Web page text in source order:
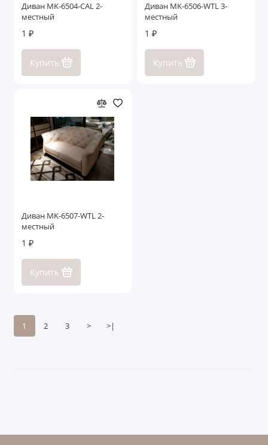
Диван MK-6504-CAL 2-
местный
1 ₽
Купить
Диван MK-6506-WTL 3-
местный
1 ₽
Купить
Диван MK-6507-WTL 2-
местный
1 ₽
Купить
1 2 3 > >|